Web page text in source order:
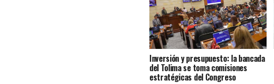
Inversión y presupuesto: la bancada
del Tolima se toma comisiones
estratégicas del Congreso